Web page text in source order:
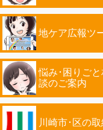
地ケア広報ツ
悩み･困りごと
談のご案内
川崎市･区の取